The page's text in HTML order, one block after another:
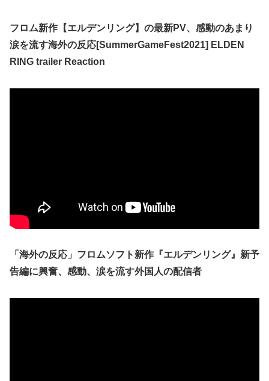
フロム新作【エルデンリング】の最新PV、感動のあまり
涙を流す海外の反応[SummerGameFest2021] ELDEN
RING trailer Reaction
「海外の反応」フロムソフト新作『エルデンリング』新予
告編に興奮、感動、涙を流す外国人の配信者